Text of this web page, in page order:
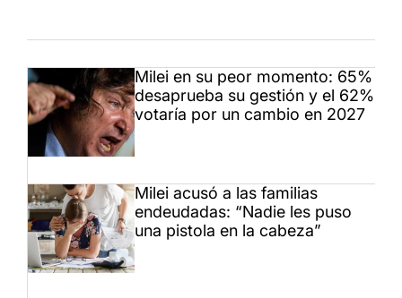
Milei en su peor momento: 65%
desaprueba su gestión y el 62%
votaría por un cambio en 2027
Milei acusó a las familias
endeudadas: “Nadie les puso
una pistola en la cabeza”